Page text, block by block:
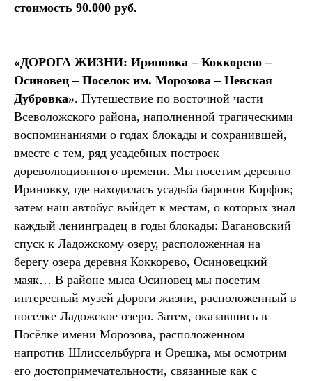
стоимость 90.000 руб.
«ДОРОГА ЖИЗНИ: Ириновка – Коккорево –
Осиновец – Поселок им. Морозова – Невская
Дубровка». Путешествие по восточной части
Всеволожского района, наполненной трагическими
воспоминаниями о годах блокады и сохранившей,
вместе с тем, ряд усадебных построек
дореволюционного времени. Мы посетим деревню
Ириновку, где находилась усадьба баронов Корфов;
затем наш автобус выйдет к местам, о которых знал
каждый ленинградец в годы блокады: Вагановский
спуск к Ладожскому озеру, расположенная на
берегу озера деревня Коккорево, Осиновецкий
маяк… В районе мыса Осиновец мы посетим
интересный музей Дороги жизни, расположенный в
поселке Ладожское озеро. Затем, оказавшись в
Посёлке имени Морозова, расположенном
напротив Шлиссельбурга и Орешка, мы осмотрим
его достопримечательности, связанные как с